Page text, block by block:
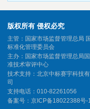
版权所有 侵权必究
主管：国家市场监督管理总局
标准化管理委员会
主办：国家市场监督管理总局
准技术审评中心
技术支持：北京中标赛宇科技
司
支持电话：010-82261056
备案号： 京ICP备18022388号-